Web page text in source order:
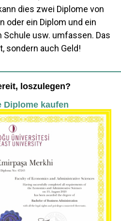
dies zwei Diplome von
oder ein Diplom und ein
usw. umfassen. Das
sondern auch Geld!
loszulegen?
Diplome kaufen